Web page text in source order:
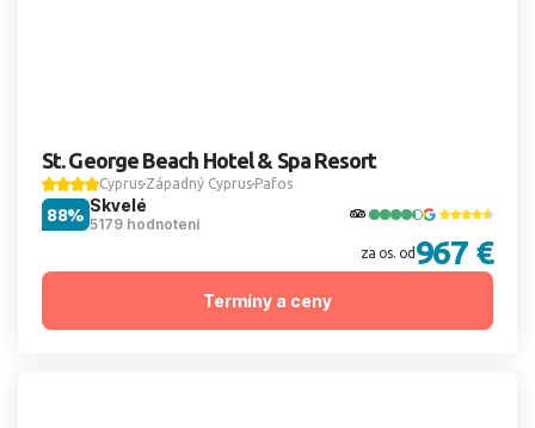
St. George Beach Hotel & Spa Resort
Cyprus Západný Cyprus Pafos
Skvelé
5179 hodnotení
88%
za os. od 967 €
Termíny a ceny